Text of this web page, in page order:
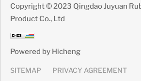
Copyright © 2023 Qingdao Juyuan
Product Co., Ltd
Powered by Hicheng
SITEMAP PRIVACY AGREEMENT